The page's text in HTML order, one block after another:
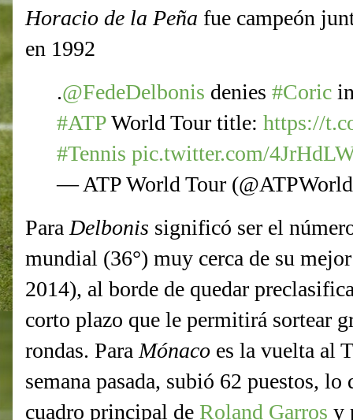
Horacio de la Peña fue campeón
en 1992
.@FedeDelbonis denies #Coric
#ATPWorld Tour title: https://
#Tennis pic.twitter.com/
— ATP World Tour
Para Delbonis significó ser el
mundial (36°) muy cerca de su
2014), al borde de quedar
corto plazo que le permitirá sortear
rondas. Para Mónaco es la vuelta al
semana pasada, subió 62 puestos,
cuadro principal de Roland Garros y